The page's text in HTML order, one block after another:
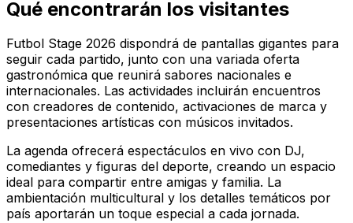
Qué encontrarán los visitantes
Futbol Stage 2026 dispondrá de pantallas gigantes para
seguir cada partido, junto con una variada oferta
gastronómica que reunirá sabores nacionales e
internacionales. Las actividades incluirán encuentros
con creadores de contenido, activaciones de marca y
presentaciones artísticas con músicos invitados.
La agenda ofrecerá espectáculos en vivo con DJ,
comediantes y figuras del deporte, creando un espacio
ideal para compartir entre amigas y familia. La
ambientación multicultural y los detalles temáticos por
país aportarán un toque especial a cada jornada.